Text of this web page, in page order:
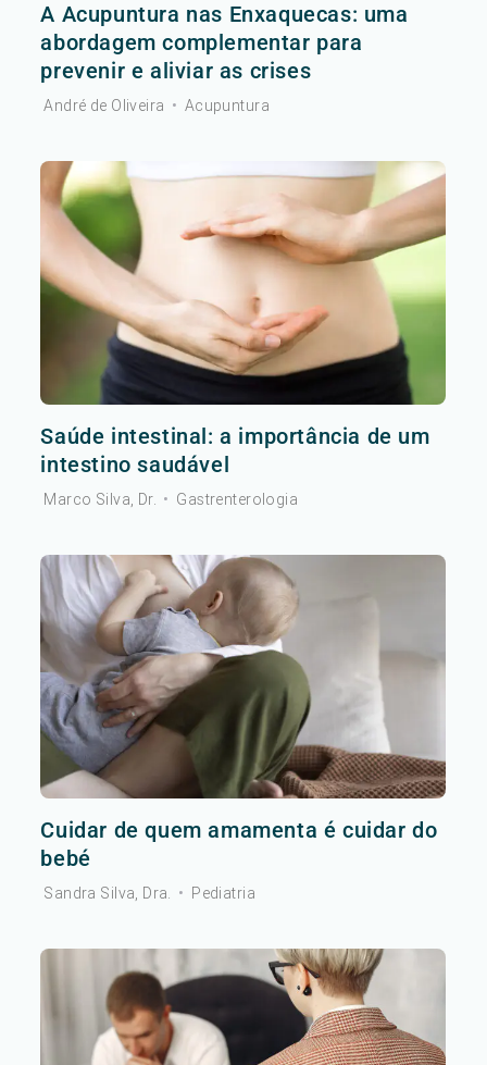
A Acupuntura nas Enxaquecas: uma
abordagem complementar para
prevenir e aliviar as crises
André de Oliveira • Acupuntura
Saúde intestinal: a importância de um
intestino saudável
Marco Silva, Dr. • Gastrenterologia
Cuidar de quem amamenta é cuidar do
bebé
Sandra Silva, Dra. • Pediatria